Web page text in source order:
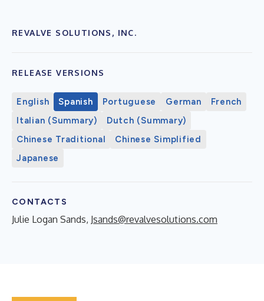
REVALVE SOLUTIONS, INC.
RELEASE VERSIONS
English Spanish Portuguese German
French
Italian (Summary)
Dutch (Summary)
Chinese Traditional
Chinese Simplified
Japanese
CONTACTS
Julie Logan Sands, Jsands@revalvesolutions.com